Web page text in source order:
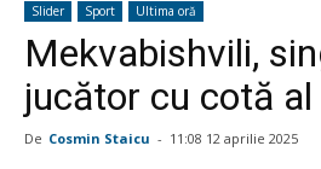
Slider Sport Ultima oră
Mekvabishvili,
jucător cu cotă al
De Cosmin Staicu - 11:08 12 aprilie 2025